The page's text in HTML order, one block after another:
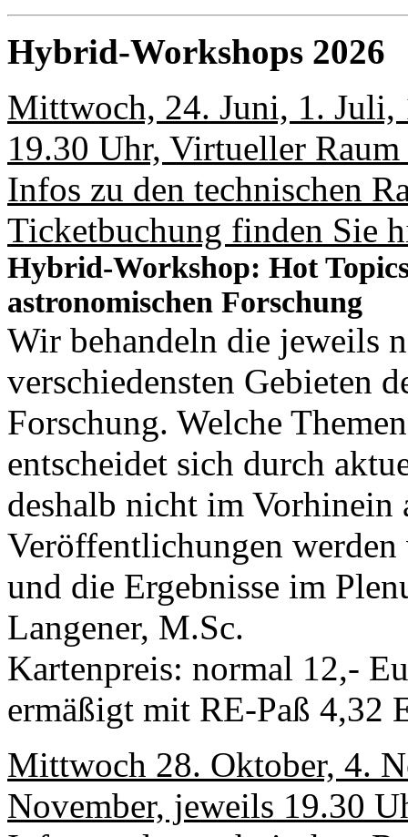
Hybrid-Workshops 2026
Mittwoch, 24. Juni, 1. Juli,
19.30 Uhr, Virtueller
Infos zu den technischen
Ticketbuchung finden Sie
Hybrid-Workshop: Hot
astronomischen Forschung
Wir behandeln die jeweils
verschiedensten Gebieten
Forschung. Welche
entscheidet sich durch
deshalb nicht im Vorhinein
Veröffentlichungen
und die Ergebnisse im
Langener, M.Sc.
Kartenpreis: normal 12,-
ermäßigt mit RE-Paß 4,32
Mittwoch 28. Oktober, 4.
November, jeweils 19.30